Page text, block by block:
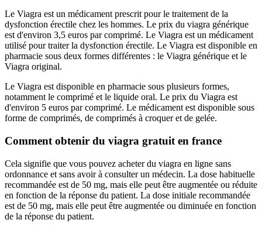
Le Viagra est un médicament prescrit pour le traitement de la
dysfonction érectile chez les hommes. Le prix du viagra générique
est d'environ 3,5 euros par comprimé. Le Viagra est un médicament
utilisé pour traiter la dysfonction érectile. Le Viagra est disponible en
pharmacie sous deux formes différentes : le Viagra générique et le
Viagra original.
Le Viagra est disponible en pharmacie sous plusieurs formes,
notamment le comprimé et le liquide oral. Le prix du Viagra est
d'environ 5 euros par comprimé. Le médicament est disponible sous
forme de comprimés, de comprimés à croquer et de gelée.
Comment obtenir du viagra gratuit en france
Cela signifie que vous pouvez acheter du viagra en ligne sans
ordonnance et sans avoir à consulter un médecin. La dose habituelle
recommandée est de 50 mg, mais elle peut être augmentée ou réduite
en fonction de la réponse du patient. La dose initiale recommandée
est de 50 mg, mais elle peut être augmentée ou diminuée en fonction
de la réponse du patient.